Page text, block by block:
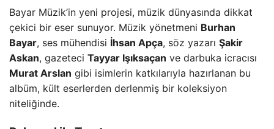
Bayar Müzik’in yeni projesi, müzik dünyasında dikkat
çekici bir eser sunuyor. Müzik yönetmeni Burhan
Bayar, ses mühendisi İhsan Apça, söz yazarı Şakir
Askan, gazeteci Tayyar Işıksaçan ve darbuka icracısı
Murat Arslan gibi isimlerin katkılarıyla hazırlanan bu
albüm, kült eserlerden derlenmiş bir koleksiyon
niteliğinde.